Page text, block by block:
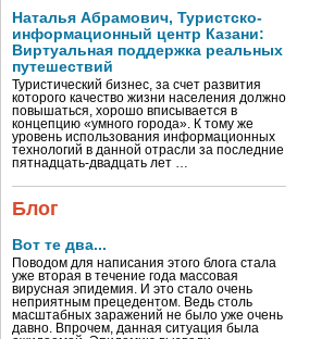
Наталья Абрамович, Туристско-
информационный центр Казани:
Виртуальная поддержка реальных
путешествий
Туристический бизнес, за счет развития
которого качество жизни населения должно
повышаться, хорошо вписывается в
концепцию «умного города». К тому же
уровень использования информационных
технологий в данной отрасли за последние
пятнадцать-двадцать лет …
Блог
Вот те два...
Поводом для написания этого блога стала
уже вторая в течение года массовая
вирусная эпидемия. И это стало очень
неприятным прецедентом. Ведь столь
масштабных заражений не было уже очень
давно. Впрочем, данная ситуация была